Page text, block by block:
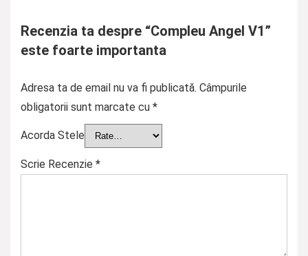
Recenzia ta despre “Compleu Angel V1”
este foarte importanta
Adresa ta de email nu va fi publicată. Câmpurile
obligatorii sunt marcate cu *
Acorda Stele
Scrie Recenzie *